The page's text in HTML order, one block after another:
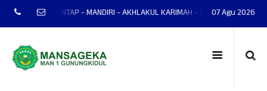
MANTAP - MANDIRI - AKHLAKUL KARIMAH - NASIONALIS -
07 Agu 2026